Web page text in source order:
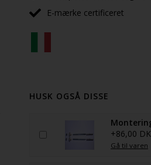
E-mærke certificeret
HUSK OGSÅ DISSE
+86,00
Gå til varen